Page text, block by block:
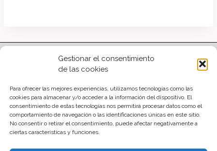
Gestionar el consentimiento
de las cookies
Para ofrecer las mejores experiencias, utilizamos tecnologías como las
cookies para almacenar y/o acceder a la información del dispositivo. El
consentimiento de estas tecnologías nos permitirá procesar datos como el
comportamiento de navegación o las identificaciones únicas en este sitio.
No consentir o retirar el consentimiento, puede afectar negativamente a
ciertas características y funciones.
Financiado por la Union
Europea - NextGenerationEU